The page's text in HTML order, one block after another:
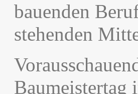
bauenden
stehenden
Baumeistertag